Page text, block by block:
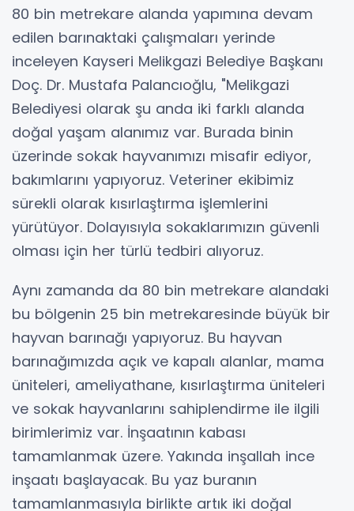
80 bin metrekare alanda yapımına devam
edilen barınaktaki çalışmaları yerinde
inceleyen Kayseri Melikgazi Belediye Başkanı
Doç. Dr. Mustafa Palancıoğlu, "Melikgazi
Belediyesi olarak şu anda iki farklı alanda
doğal yaşam alanımız var. Burada binin
üzerinde sokak hayvanımızı misafir ediyor,
bakımlarını yapıyoruz. Veteriner ekibimiz
sürekli olarak kısırlaştırma işlemlerini
yürütüyor. Dolayısıyla sokaklarımızın güvenli
olması için her türlü tedbiri alıyoruz.
Aynı zamanda da 80 bin metrekare alandaki
bu bölgenin 25 bin metrekaresinde büyük bir
hayvan barınağı yapıyoruz. Bu hayvan
barınağımızda açık ve kapalı alanlar, mama
üniteleri, ameliyathane, kısırlaştırma üniteleri
ve sokak hayvanlarını sahiplendirme ile ilgili
birimlerimiz var. İnşaatının kabası
tamamlanmak üzere. Yakında inşallah ince
inşaatı başlayacak. Bu yaz buranın
tamamlanmasıyla birlikte artık iki doğal